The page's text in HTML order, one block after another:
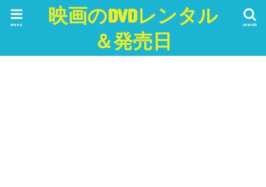
映画のDVDレンタル
＆発売日
search
menu